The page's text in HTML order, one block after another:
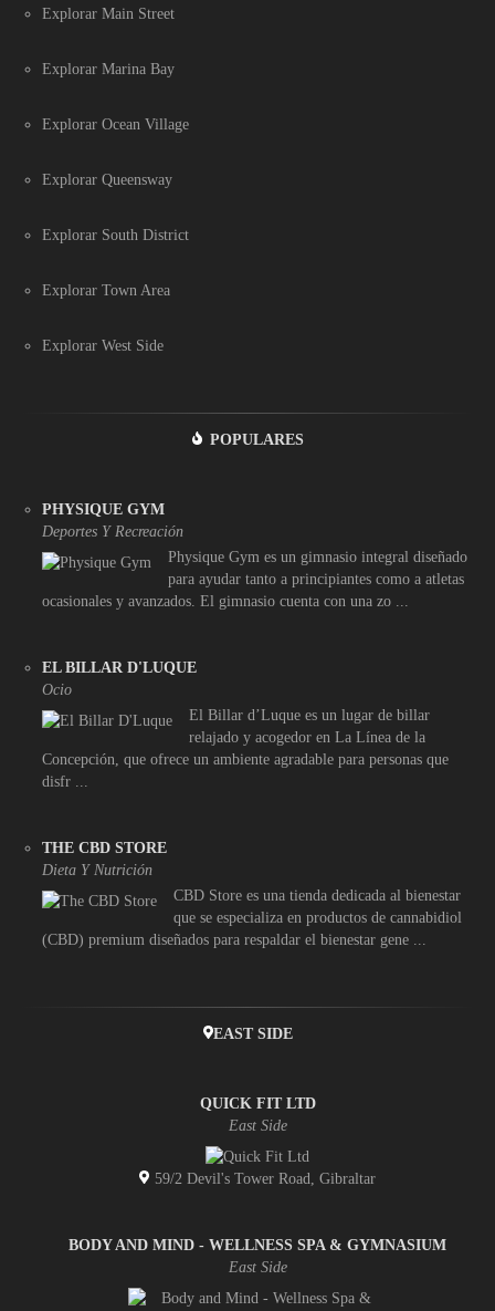
Explorar Main Street
Explorar Marina Bay
Explorar Ocean Village
Explorar Queensway
Explorar South District
Explorar Town Area
Explorar West Side
POPULARES
PHYSIQUE GYM
Deportes Y Recreación
Physique Gym es un gimnasio integral diseñado
para ayudar tanto a principiantes como a atletas
ocasionales y avanzados. El gimnasio cuenta con una zo ...
EL BILLAR D'LUQUE
Ocio
El Billar d’Luque es un lugar de billar
relajado y acogedor en La Línea de la
Concepción, que ofrece un ambiente agradable para personas que
disfr ...
THE CBD STORE
Dieta Y Nutrición
CBD Store es una tienda dedicada al bienestar
que se especializa en productos de cannabidiol
(CBD) premium diseñados para respaldar el bienestar gene ...
EAST SIDE
QUICK FIT LTD
East Side
59/2 Devil's Tower Road, Gibraltar
BODY AND MIND - WELLNESS SPA & GYMNASIUM
East Side